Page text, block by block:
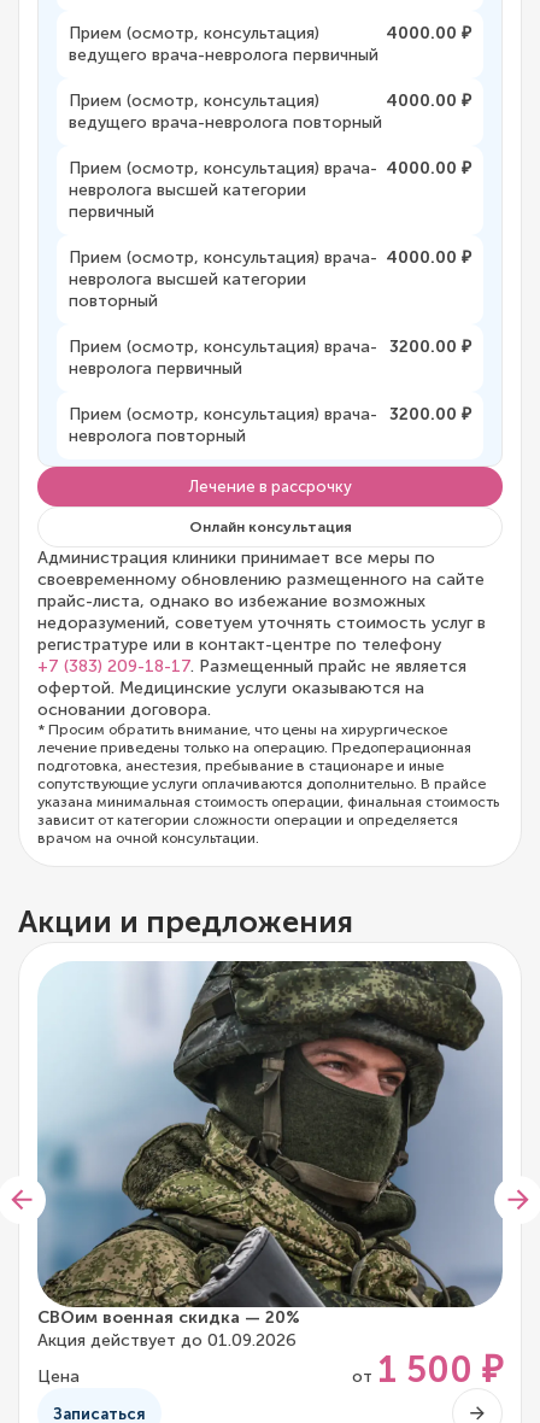
Прием (осмотр, консультация)
ведущего врача-невролога первичный
4000.00 ₽
Прием (осмотр, консультация)
ведущего врача-невролога повторный
4000.00 ₽
Прием (осмотр, консультация) врача-
невролога высшей категории
первичный
4000.00 ₽
Прием (осмотр, консультация) врача-
невролога высшей категории
повторный
4000.00 ₽
Прием (осмотр, консультация) врача-
невролога первичный
3200.00 ₽
Прием (осмотр, консультация) врача-
невролога повторный
3200.00 ₽
Лечение в рассрочку
Онлайн консультация
Администрация клиники принимает все меры по
своевременному обновлению размещенного на сайте
прайс-листа, однако во избежание возможных
недоразумений, советуем уточнять стоимость услуг в
регистратуре или в контакт-центре по телефону
+7 (383) 209-18-17. Размещенный прайс не является
офертой. Медицинские услуги оказываются на
основании договора.
* Просим обратить внимание, что цены на хирургическое
лечение приведены только на операцию. Предоперационная
подготовка, анестезия, пребывание в стационаре и иные
сопутствующие услуги оплачиваются дополнительно. В прайсе
указана минимальная стоимость операции, финальная стоимость
зависит от категории сложности операции и определяется
врачом на очной консультации.
Акции и предложения
СВОим военная скидка — 20%
Акция действует до 01.09.2026
Цена
от 1 500 ₽
Записаться